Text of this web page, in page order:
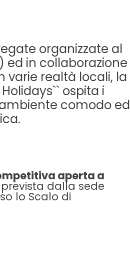
organizzate al
ed in collaborazione
varie realtà locali, la
ospita i
comodo ed
aperta a
dalla sede
lo Scalo di